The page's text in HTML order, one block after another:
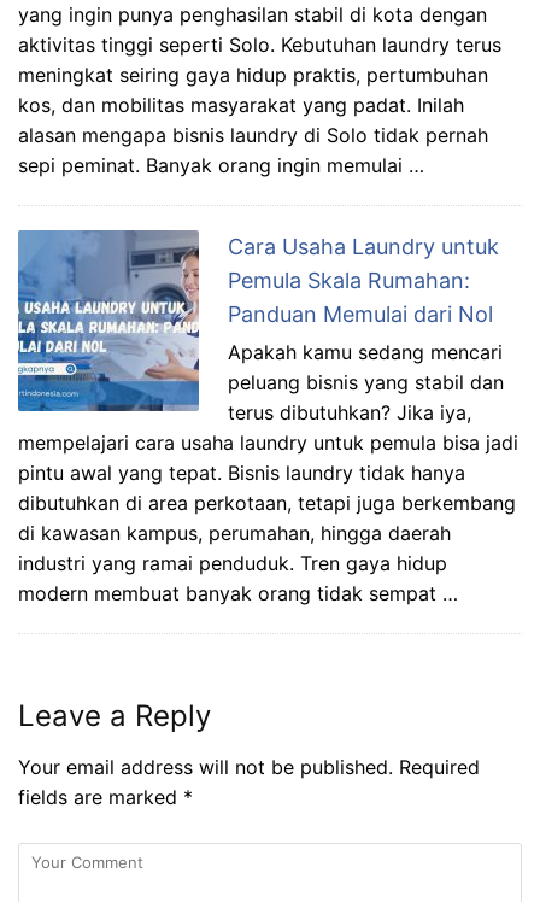
yang ingin punya penghasilan stabil di kota dengan
aktivitas tinggi seperti Solo. Kebutuhan laundry terus
meningkat seiring gaya hidup praktis, pertumbuhan
kos, dan mobilitas masyarakat yang padat. Inilah
alasan mengapa bisnis laundry di Solo tidak pernah
sepi peminat. Banyak orang ingin memulai …
Cara Usaha Laundry untuk
Pemula Skala Rumahan:
Panduan Memulai dari Nol
Apakah kamu sedang mencari
peluang bisnis yang stabil dan
terus dibutuhkan? Jika iya,
mempelajari cara usaha laundry untuk pemula bisa jadi
pintu awal yang tepat. Bisnis laundry tidak hanya
dibutuhkan di area perkotaan, tetapi juga berkembang
di kawasan kampus, perumahan, hingga daerah
industri yang ramai penduduk. Tren gaya hidup
modern membuat banyak orang tidak sempat …
Leave a Reply
Your email address will not be published. Required
fields are marked *